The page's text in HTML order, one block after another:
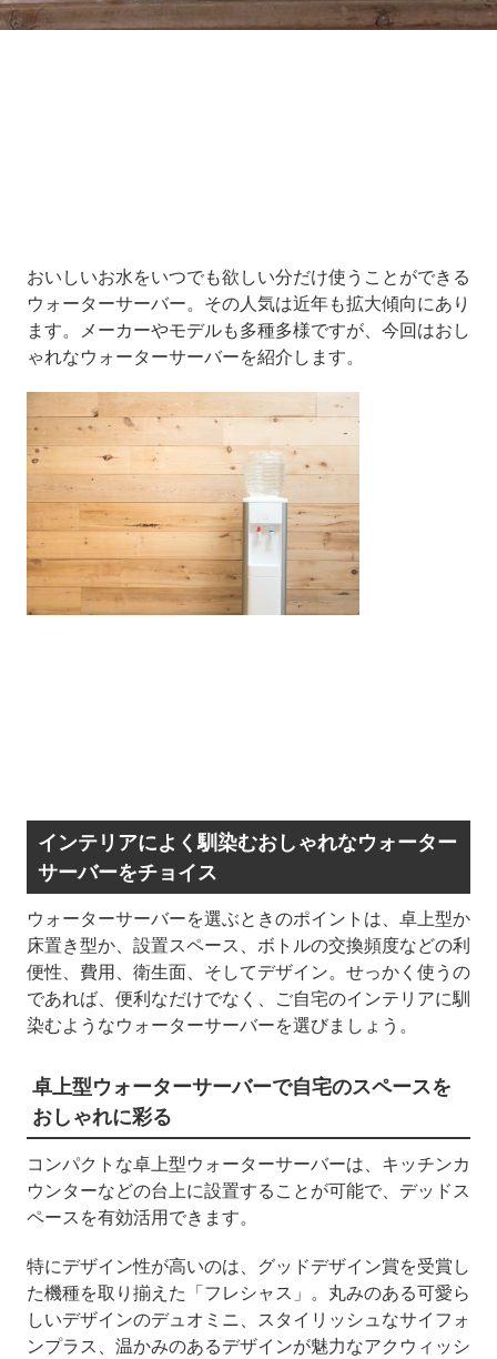
おいしいお水をいつでも欲しい分だけ使うことができる
ウォーターサーバー。その人気は近年も拡大傾向にあり
ます。メーカーやモデルも多種多様ですが、今回はおし
ゃれなウォーターサーバーを紹介します。
インテリアによく馴染むおしゃれなウォーター
サーバーをチョイス
ウォーターサーバーを選ぶときのポイントは、卓上型か
床置き型か、設置スペース、ボトルの交換頻度などの利
便性、費用、衛生面、そしてデザイン。せっかく使うの
であれば、便利なだけでなく、ご自宅のインテリアに馴
染むようなウォーターサーバーを選びましょう。
卓上型ウォーターサーバーで自宅のスペースを
おしゃれに彩る
コンパクトな卓上型ウォーターサーバーは、キッチンカ
ウンターなどの台上に設置することが可能で、デッドス
ペースを有効活用できます。
特にデザイン性が高いのは、グッドデザイン賞を受賞し
た機種を取り揃えた「フレシャス」。丸みのある可愛ら
しいデザインのデュオミニ、スタイリッシュなサイフォ
ンプラス、温かみのあるデザインが魅力なアクウィッシ